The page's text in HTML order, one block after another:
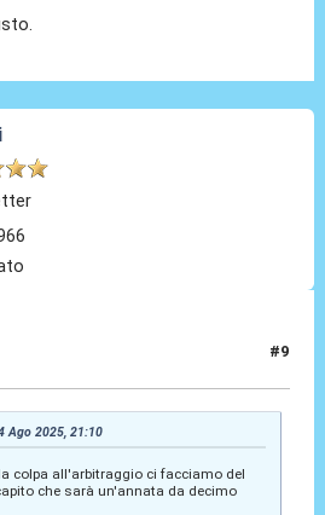
#9
Ago 2025, 21:10
colpa all'arbitraggio ci facciamo del
che sarà un'annata da decimo